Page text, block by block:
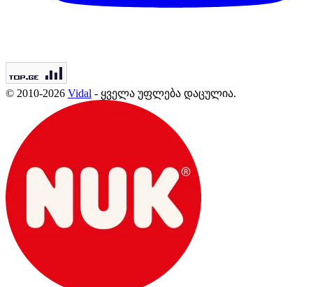
© 2010-2026 Vidal - ყველა უფლება დაცულია.